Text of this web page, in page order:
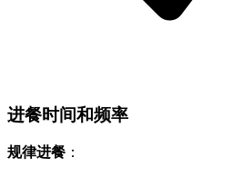
进餐时间和频率
规律进餐 ：